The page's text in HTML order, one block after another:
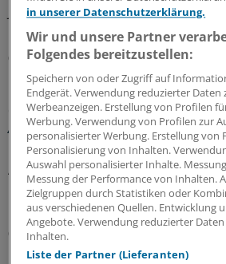
Jahresende. Das wollen KBV und
Doch hier gilt: Nur wer schreibt,
07.08.2026
Glosse
Ärztlicher Hitzehass
Es gibt viele Gründe, den Sommer
Ärzte kann die warme Jahreszeit
Manchmal liegt es an Patienten,
Einblicke in nervige Jahresseiten.
07.08.2026
in unserer Datenschutzerklärung.
Wir und unsere Partner
Folgendes bereitzustellen:
Speichern von oder Zugriff auf
Endgerät. Verwendung reduzierter Daten
Werbeanzeigen. Erstellung von Profilen
Werbung. Verwendung von Profilen zur
personalisierter Werbung. Erstellung von
Personalisierung von Inhalten.
Auswahl personalisierter Inhalte.
Messung der Performance von Inhalten.
Zielgruppen durch Statistiken oder
aus verschiedenen Quellen. Entwicklung
Angebote. Verwendung reduzierter
Inhalten.
Liste der Partner (Lieferanten)